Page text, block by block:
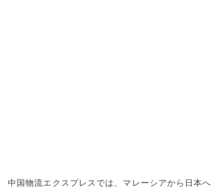
中国物流エクスプレス では、マレーシアから日本へ